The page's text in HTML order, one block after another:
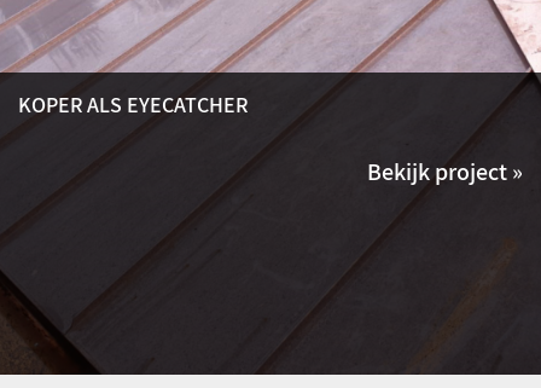
KOPER ALS EYECATCHER
Bekijk project »